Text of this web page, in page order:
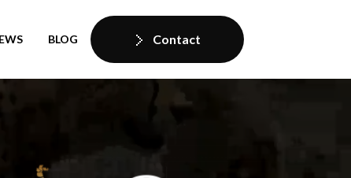
BLOG Contact